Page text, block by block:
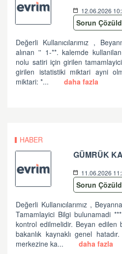
12.06.2026
Sorun
Değerli Kullanıcılarımız ,
alınan '' 1-**. kalemde
nolu satiri için girilen
girilen istatistiki miktari ayni
miktari: *...
daha fazla
HABER
11.06.2026
Sorun
Değerli Kullanıcılarımız ,
Tamamlayici Bilgi bulunamadi
kontrol edilmelidir. Beyan edilen
bakanlık kaynaklı genel
merkezine ka...
daha fazla